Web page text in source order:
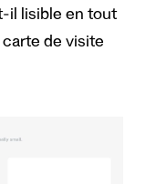
il lisible en tout
de visite